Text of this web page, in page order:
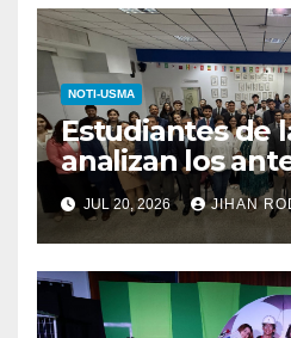
NOTI-USMA
Estudiantes de
analizan los
del Derecho
diputada
JUL 20, 2026 JIHAN